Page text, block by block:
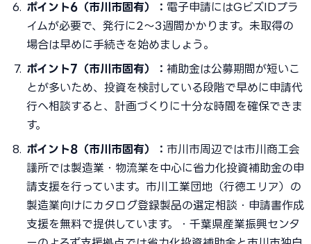
ポイント6（市川市固有）： 電子申請にはGビズIDプラ
イムが必要で、発行に2〜3週間かかります。未取得の
場合は早めに手続きを始めましょう。
ポイント7（市川市固有）： 補助金は公募期間が短いこ
とが多いため、投資を検討している段階で早めに申請代
行へ相談すると、計画づくりに十分な時間を確保できま
す。
ポイント8（市川市固有）： 市川市周辺では市川商工会
議所では製造業・物流業を中心に省力化投資補助金の申
請支援を行っています。市川工業団地（行徳エリア）の
製造業向けにカタログ登録製品の選定相談・申請書作成
支援を無料で提供しています。・千葉県産業振興センタ